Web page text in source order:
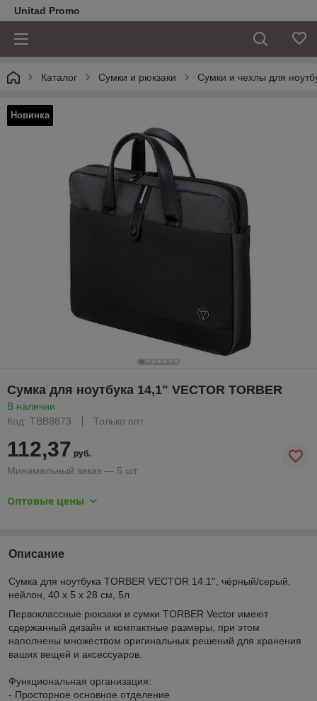
Unitad Promo
Каталог Сумки и рюкзаки Сумки и чехлы для
Новинка
Сумка для ноутбука 14,1" VECTOR TORBER
В наличии
Код: TBB9873
Только опт
112,37 руб.
Минимальный заказ — 5 шт.
Оптовые цены
Описание
Сумка для ноутбука TORBER VECTOR 14.1'', чёрный/серый,
нейлон, 40 x 5 x 28 см, 5л
Первоклассные рюкзаки и сумки TORBER Vector имеют
сдержанный дизайн и компактные размеры, при этом
наполнены множеством оригинальных решений для хранения
ваших вещей и аксессуаров.
Функциональная организация:
- Просторное основное отделение